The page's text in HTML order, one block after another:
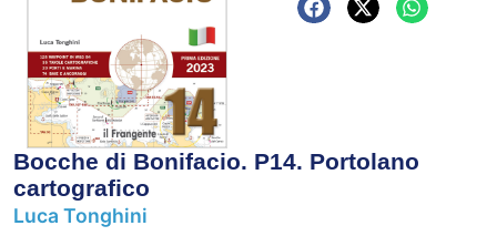
Bocche di Bonifacio. P14. Portolano
cartografico
Luca Tonghini